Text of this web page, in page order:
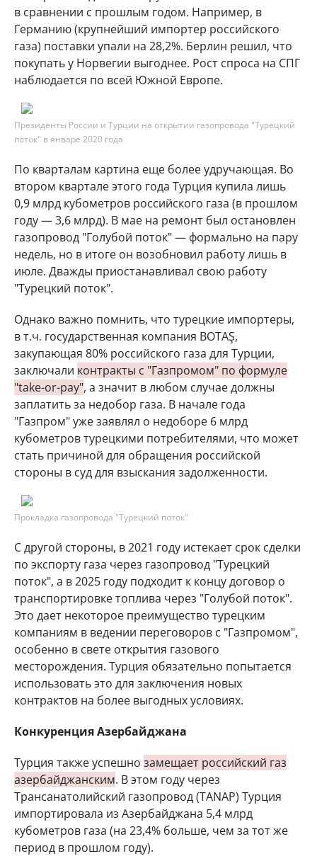
в сравнении с прошлым годом. Например, в
Германию (крупнейший импортер российского
газа) поставки упали на 28,2%. Берлин решил, что
покупать у Норвегии выгоднее. Рост спроса на СПГ
наблюдается по всей Южной Европе.
Президенты России и Турции на открытии газопровода "Турецкий
поток" в январе 2020 года
По кварталам картина еще более удручающая. Во
втором квартале этого года Турция купила лишь
0,9 млрд кубометров российского газа (в прошлом
году — 3,6 млрд). В мае на ремонт был остановлен
газопровод "Голубой поток" — формально на пару
недель, но в итоге он возобновил работу лишь в
июле. Дважды приостанавливал свою работу
"Турецкий поток".
Однако важно помнить, что турецкие импортеры,
в т.ч. государственная компания BOTAŞ,
закупающая 80% российского газа для Турции,
заключали контракты с "Газпромом" по формуле
"take-or-pay", а значит в любом случае должны
заплатить за недобор газа. В начале года
"Газпром" уже заявлял о недоборе 6 млрд
кубометров турецкими потребителями, что может
стать причиной для обращения российской
стороны в суд для взыскания задолженности.
Прокладка газопровода "Турецкий поток"
С другой стороны, в 2021 году истекает срок сделки
по экспорту газа через газопровод "Турецкий
поток", а в 2025 году подходит к концу договор о
транспортировке топлива через "Голубой поток".
Это дает некоторое преимущество турецким
компаниям в ведении переговоров с "Газпромом",
особенно в свете открытия газового
месторождения. Турция обязательно попытается
использовать это для заключения новых
контрактов на более выгодных условиях.
Конкуренция Азербайджана
Турция также успешно замещает российский газ
азербайджанским. В этом году через
Трансанатолийский газопровод (TANAP) Турция
импортировала из Азербайджана 5,4 млрд
кубометров газа (на 23,4% больше, чем за тот же
период в прошлом году).